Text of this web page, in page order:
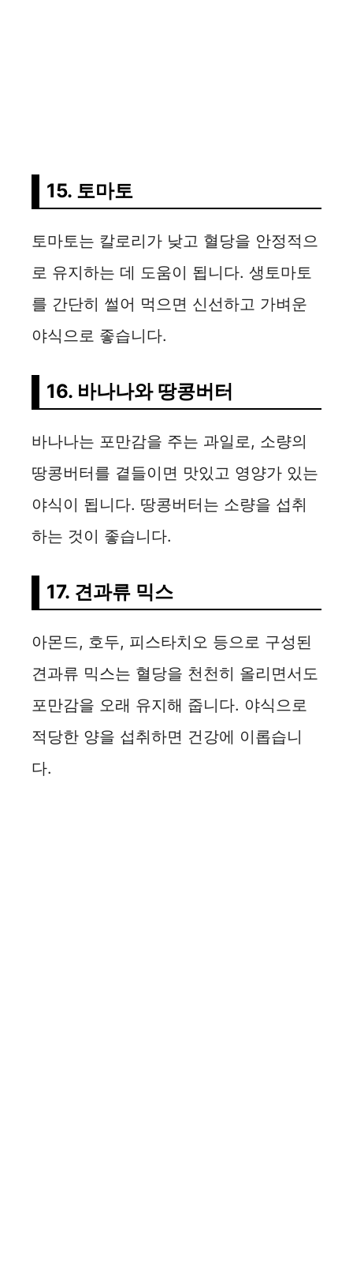
15. 토마토
토마토는 칼로리가 낮고 혈당을 안정적으
로 유지하는 데 도움이 됩니다. 생토마토
를 간단히 썰어 먹으면 신선하고 가벼운
야식으로 좋습니다.
16. 바나나와 땅콩버터
바나나는 포만감을 주는 과일로, 소량의
땅콩버터를 곁들이면 맛있고 영양가 있는
야식이 됩니다. 땅콩버터는 소량을 섭취
하는 것이 좋습니다.
17. 견과류 믹스
아몬드, 호두, 피스타치오 등으로 구성된
견과류 믹스는 혈당을 천천히 올리면서도
포만감을 오래 유지해 줍니다. 야식으로
적당한 양을 섭취하면 건강에 이롭습니
다.